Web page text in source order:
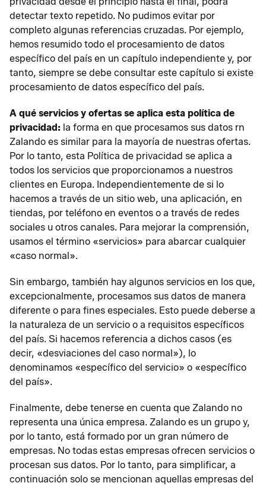
detectar texto repetido. No pudimos evitar por
completo algunas referencias cruzadas. Por ejemplo,
hemos resumido todo el procesamiento de datos
específico del país en un capítulo independiente y, por
tanto, siempre se debe consultar este capítulo si existe
procesamiento de datos específico del país.
A qué servicios y ofertas se aplica esta política de
privacidad: la forma en que procesamos sus datos rn
Zalando es similar para la mayoría de nuestras ofertas.
Por lo tanto, esta Política de privacidad se aplica a
todos los servicios que proporcionamos a nuestros
clientes en Europa. Independientemente de si lo
hacemos a través de un sitio web, una aplicación, en
tiendas, por teléfono en eventos o a través de redes
sociales u otros canales. Para mejorar la comprensión,
usamos el término «servicios» para abarcar cualquier
«caso normal».
Sin embargo, también hay algunos servicios en los que,
excepcionalmente, procesamos sus datos de manera
diferente o para fines especiales. Esto puede deberse a
la naturaleza de un servicio o a requisitos específicos
del país. Si hacemos referencia a dichos casos (es
decir, «desviaciones del caso normal»), lo
denominamos «específico del servicio» o «específico
del país».
Finalmente, debe tenerse en cuenta que Zalando no
representa una única empresa. Zalando es un grupo y,
por lo tanto, está formado por un gran número de
empresas. No todas estas empresas ofrecen servicios o
procesan sus datos. Por lo tanto, para simplificar, a
continuación solo se mencionan aquellas empresas del